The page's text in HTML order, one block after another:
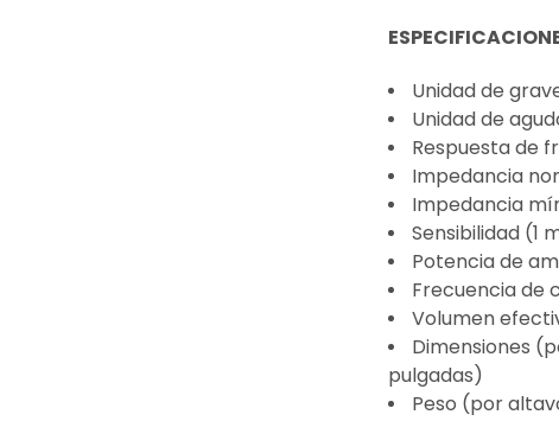
Unidad de
Unidad de
Respuesta de
Impedancia
Impedancia
Sensibilidad (1
Potencia de
Frecuencia de
Volumen
Dimensiones
pulgadas)
Peso (por